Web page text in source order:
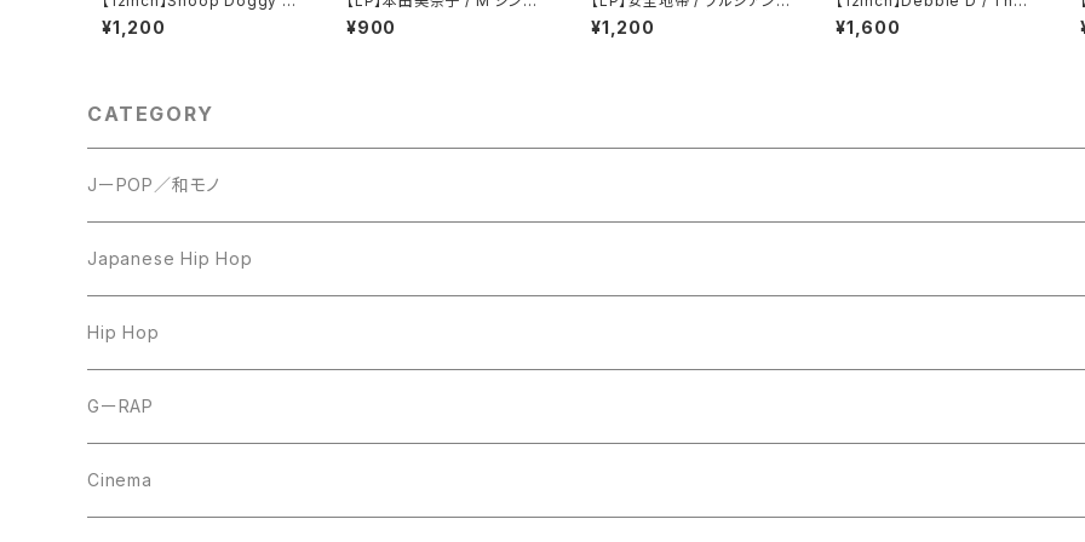
ogg / What's My Name?
¥1,200
ローム
¥900
ルーの肖像 オリジナル・サウ
ンドトラック
¥1,200
Other Woman
¥1,600
CATEGORY
JーPOP／和モノ
LP
7inch
CD
12inch
Japanese Hip Hop
12inch
LP
Hip Hop
LP
12inch
GーRAP
12inch
Cinema